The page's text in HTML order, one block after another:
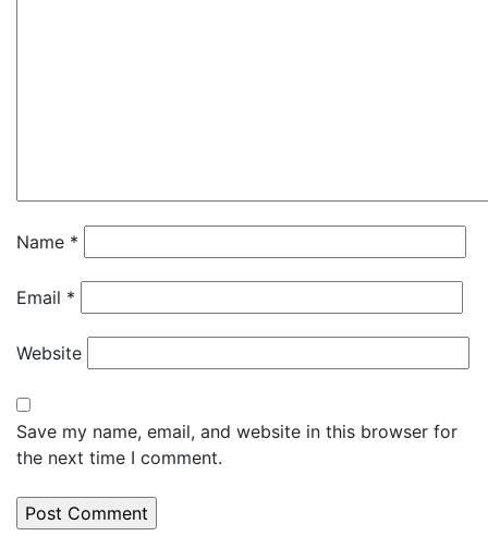
Name *
Email *
Website
Save my name, email, and website in this browser for
the next time I comment.